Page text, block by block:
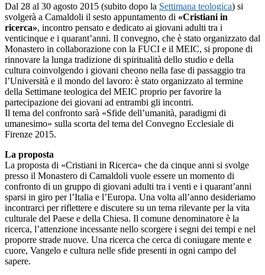
Dal 28 al 30 agosto 2015 (subito dopo la Settimana teologica) si
svolgerà a Camaldoli il sesto appuntamento di «Cristiani in
ricerca», incontro pensato e dedicato ai giovani adulti tra i
venticinque e i quarant’anni. Il convegno, che è stato organizzato dal
Monastero in collaborazione con la FUCI e il MEIC, si propone di
rinnovare la lunga tradizione di spiritualità dello studio e della
cultura coinvolgendo i giovani cheono nella fase di passaggio tra
l’Università e il mondo del lavoro: è stato organizzato al termine
della Settimane teologica del MEIC proprio per favorire la
partecipazione dei giovani ad entrambi gli incontri.
Il tema del confronto sarà «Sfide dell’umanità, paradigmi di
umanesimo» sulla scorta del tema del Convegno Ecclesiale di
Firenze 2015.
La proposta
La proposta di «Cristiani in Ricerca» che da cinque anni si svolge
presso il Monastero di Camaldoli vuole essere un momento di
confronto di un gruppo di giovani adulti tra i venti e i quarant’anni
sparsi in giro per l’Italia e l’Europa. Una volta all’anno desideriamo
incontrarci per riflettere e discutere su un tema rilevante per la vita
culturale del Paese e della Chiesa. Il comune denominatore è la
ricerca, l’attenzione incessante nello scorgere i segni dei tempi e nel
proporre strade nuove. Una ricerca che cerca di coniugare mente e
cuore, Vangelo e cultura nelle sfide presenti in ogni campo del
sapere.